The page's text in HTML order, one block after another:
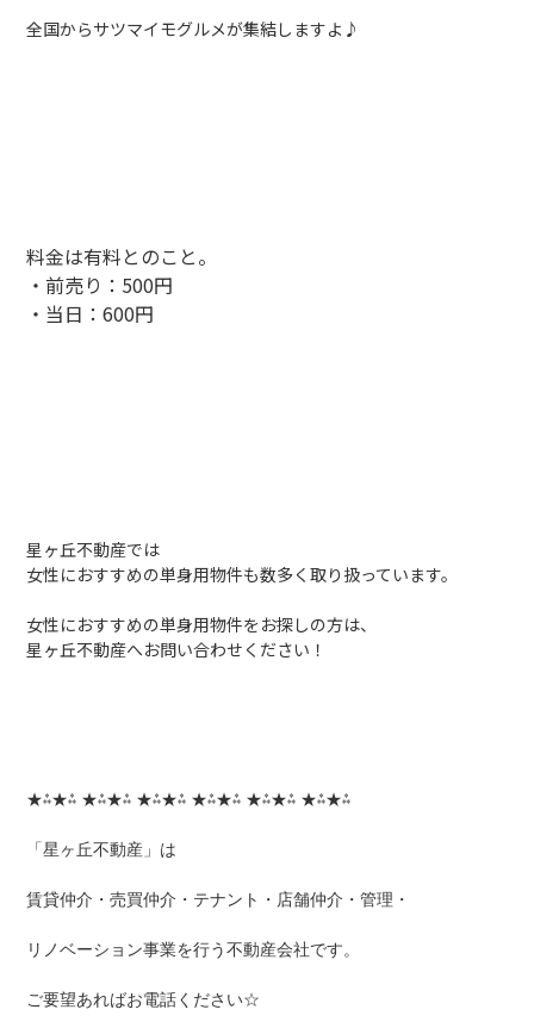
全国からサツマイモグルメが集結しますよ♪
料金は有料とのこと。
・前売り：500円
・当日：600円
星ヶ丘不動産では
女性におすすめの単身用物件も数多く取り扱っています。
女性におすすめの単身用物件をお探しの方は、
星ヶ丘不動産へお問い合わせください！
★⁂★⁂ ★⁂★⁂ ★⁂★⁂ ★⁂★⁂ ★⁂★⁂ ★⁂★⁂
「星ヶ丘不動産」は
賃貸仲介・売買仲介・テナント・店舗仲介・管理・
リノベーション事業を行う不動産会社です。
ご要望あればお電話ください☆